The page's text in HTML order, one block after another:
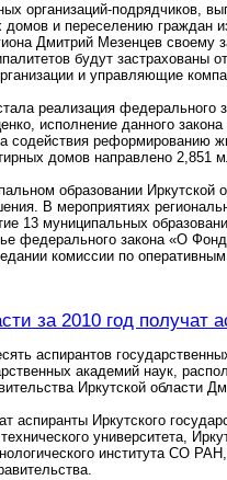
организаций-подрядчиков,
и переселению
Дмитрий Мезенцев
будут
и управляющие
реализация
исполнение данного
реформированию
домов направлено 2,851
образовании Иркутской
В мероприятиях
13 муниципальных
федерального закона «О
комиссии по
за 2010 год получат
аспирантов
академий наук,
Иркутской области
Иркутского
университета,
института СО РАН,